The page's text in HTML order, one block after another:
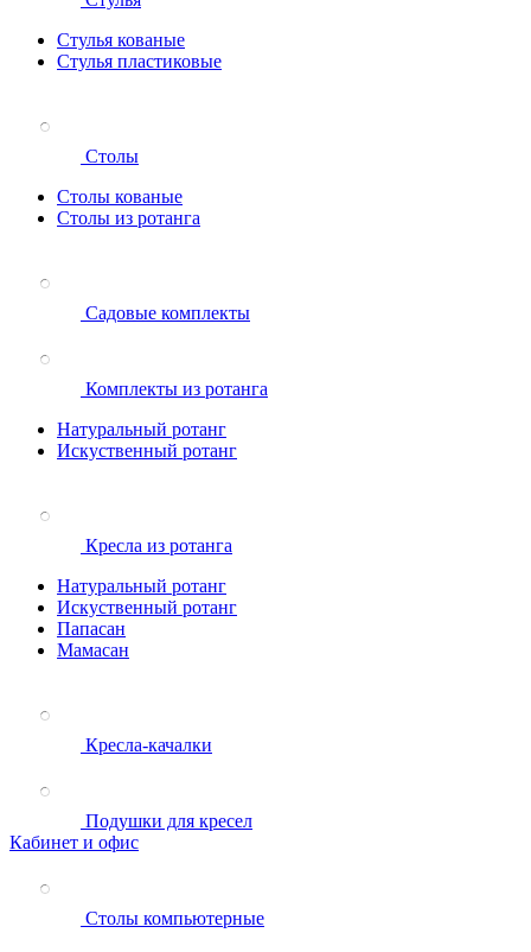
Стулья кованые
Стулья пластиковые
Столы
Столы кованые
Столы из ротанга
Садовые комплекты
Комплекты из ротанга
Натуральный ротанг
Искуственный ротанг
Кресла из ротанга
Натуральный ротанг
Искуственный ротанг
Папасан
Мамасан
Кресла-качалки
Подушки для кресел
Кабинет и офис
Столы компьютерные